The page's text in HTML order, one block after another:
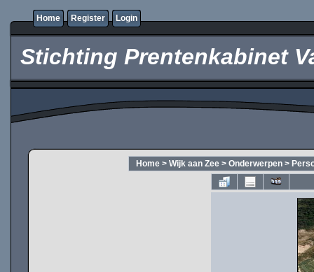
Home Register Login
Stichting Prentenkabinet
Home > Wijk aan Zee > Onderwerpen >